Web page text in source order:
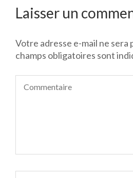
Laisser un
Votre adresse e-mail ne sera
champs obligatoires sont